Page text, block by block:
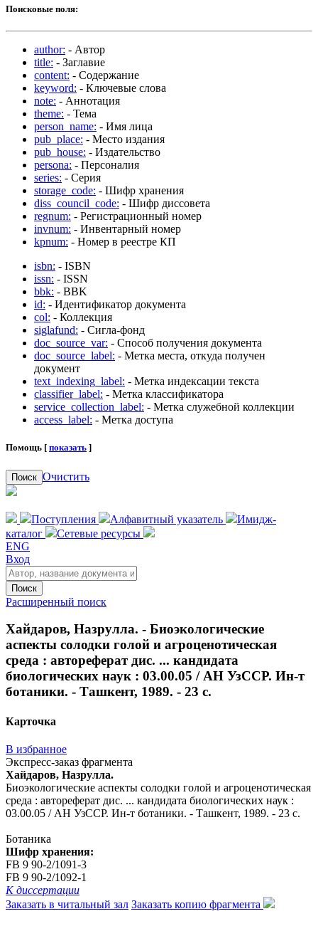
Поисковые поля:
author: - Автор
title: - Заглавие
content: - Содержание
keyword: - Ключевые слова
note: - Аннотация
theme: - Тема
person_name: - Имя лица
pub_place: - Место издания
pub_house: - Издательство
persona: - Персоналия
series: - Серия
storage_code: - Шифр хранения
diss_council_code: - Шифр диссовета
regnum: - Регистрационный номер
invnum: - Инвентарный номер
kpnum: - Номер в реестре КП
isbn: - ISBN
issn: - ISSN
bbk: - BBK
id: - Идентификатор документа
col: - Коллекция
siglafund: - Сигла-фонд
doc_source_var: - Способ получения документа
doc_source_label: - Метка места, откуда получен
документ
text_indexing_label: - Метка индексации текста
classifier_label: - Метка классификатора
service_collection_label: - Метка служебной коллекции
access_label: - Метка доступа
Помощь [ показать ]
Поиск Очистить
Поступления Алфавитный указатель
Имидж-
каталог
Сетевые ресурсы
ENG
Вход
Поиск
Расширенный поиск
Хайдаров, Назрулла. - Биоэкологические
аспекты солодки голой и агроценотическая
среда : автореферат дис. ... кандидата
биологических наук : 03.00.05 / АН УзССР. Ин-т
ботаники. - Ташкент, 1989. - 23 с.
Карточка
В избранное
Экспресс-заказ фрагмента
Хайдаров, Назрулла.
Биоэкологические аспекты солодки голой и агроценотическая
среда : автореферат дис. ... кандидата биологических наук :
03.00.05 / АН УзССР. Ин-т ботаники. - Ташкент, 1989. - 23 с.
Ботаника
Шифр хранения:
FB 9 90-2/1091-3
FB 9 90-2/1092-1
К диссертации
Заказать в читальный зал Заказать копию фрагмента